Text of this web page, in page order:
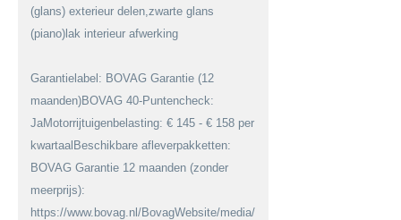
(glans) exterieur delen,zwarte glans
(piano)lak interieur afwerking
Garantielabel: BOVAG Garantie (12
maanden)BOVAG 40-Puntencheck:
JaMotorrijtuigenbelasting: € 145 - € 158 per
kwartaalBeschikbare afleverpakketten:
BOVAG Garantie 12 maanden (zonder
meerprijs):
https://www.bovag.nl/BovagWebsite/media/BovagMediaFiles/